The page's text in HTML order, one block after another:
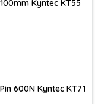
– làm bền bỉ cả
liệu, đồng thời
hẹp.
Kyntec KT55
600N Kyntec KT71